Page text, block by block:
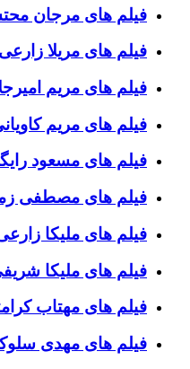
فیلم های مرجان
فیلم های مریلا زارعی
فیلم های مریم
فیلم های مریم
فیلم های مسعود
فیلم های مصطفی
فیلم های ملیکا
فیلم های ملیکا
فیلم های مهتاب
فیلم های مهدی